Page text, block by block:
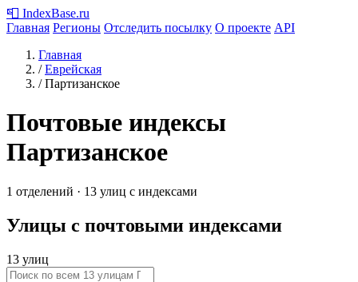
📮 IndexBase.ru
Главная Регионы Отследить посылку О проекте API
Главная
/ Еврейская
/ Партизанское
Почтовые индексы
Партизанское
1 отделений · 13 улиц с индексами
Улицы с почтовыми индексами
13 улиц